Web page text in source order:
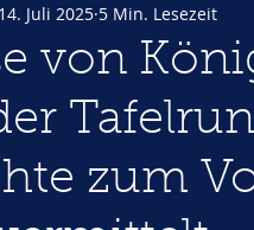
von
zum
14. Juli 2025 5 Min. Lesezeit